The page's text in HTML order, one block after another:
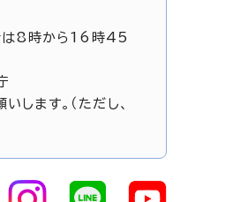
は8時から16時45
ます。（ただし、